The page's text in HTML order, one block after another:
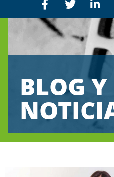
BLOG Y